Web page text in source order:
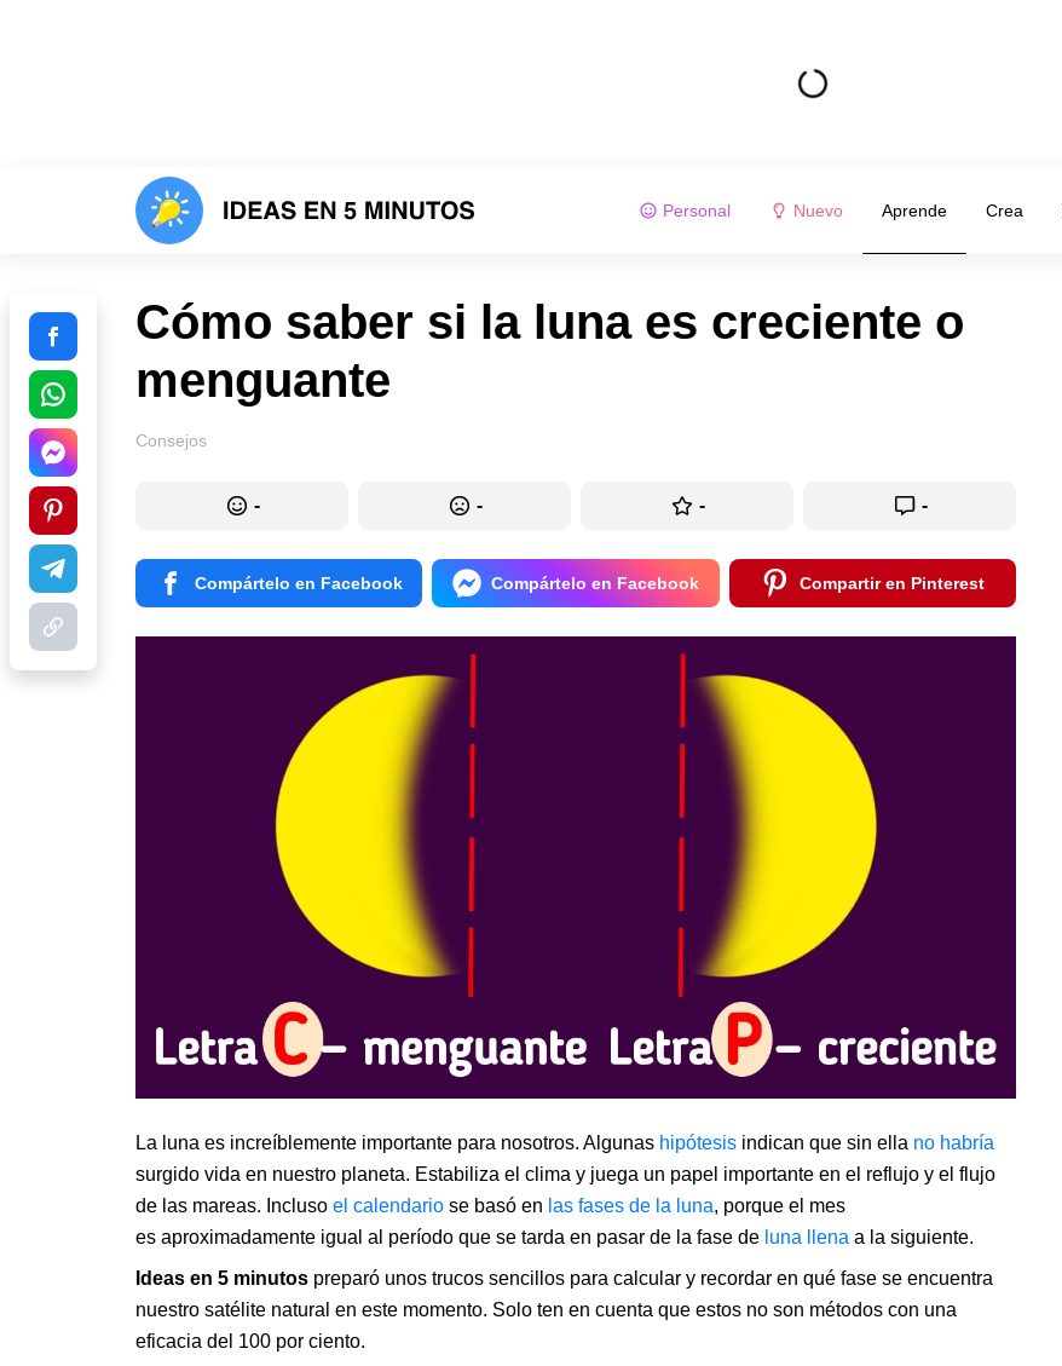
Personal Nuevo Aprende Crea
Cómo saber si la luna es creciente o
menguante
Consejos
- - - -
Compártelo en Facebook Compártelo en Facebook Compartir en Pinterest
La luna es increíblemente importante para nosotros. Algunas hipótesis indican que sin ella no habría
surgido vida en nuestro planeta. Estabiliza el clima y juega un papel importante en el reflujo y el flujo
de las mareas. Incluso el calendario se basó en las fases de la luna, porque el mes
es aproximadamente igual al período que se tarda en pasar de la fase de luna llena a la siguiente.
Ideas en 5 minutos preparó unos trucos sencillos para calcular y recordar en qué fase se encuentra
nuestro satélite natural en este momento. Solo ten en cuenta que estos no son métodos con una
eficacia del 100 por ciento.